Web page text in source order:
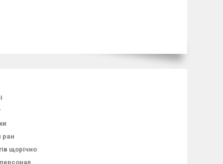
ран
щорічно